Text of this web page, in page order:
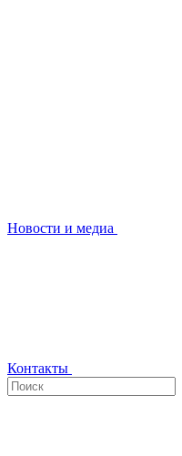
Новости и медиа
Контакты